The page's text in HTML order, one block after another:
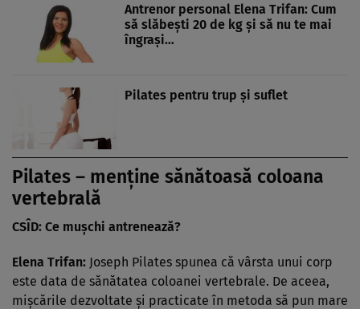
Antrenor personal Elena Trifan: Cum
să slăbeşti 20 de kg şi să nu te mai
îngraşi…
Pilates pentru trup şi suflet
Pilates – menţine sănătoasă coloana
vertebrală
CSÎD: Ce muşchi antrenează?
Elena Trifan: Joseph Pilates spunea că vârsta unui corp
este data de sănătatea coloanei vertebrale. De aceea,
mişcările dezvoltate şi practicate în metoda să pun mare